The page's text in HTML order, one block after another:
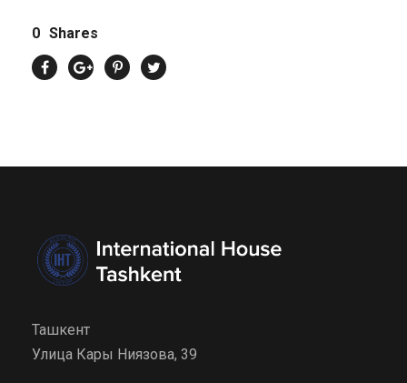
0 Shares
Ташкент
Улица Кары Ниязова, 39